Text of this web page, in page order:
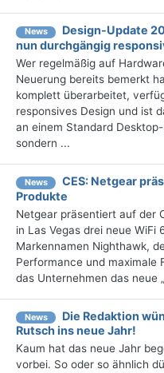
News
Design-Update
nun durchgängig
Wer regelmäßig auf
Neuerung bereits bemerkt
komplett überarbeitet,
responsives Design und ist
an einem Standard
sondern ...
News
CES: Netgear
Produkte
Netgear präsentiert auf der
in Las Vegas drei neue WiFi
Markennamen Nighthawk,
Performance und maximale
das Unternehmen das neue
News
Die Redaktion
Rutsch ins neue Jahr!
Kaum hat das neue Jahr
vorbei. So oder so ähnlich